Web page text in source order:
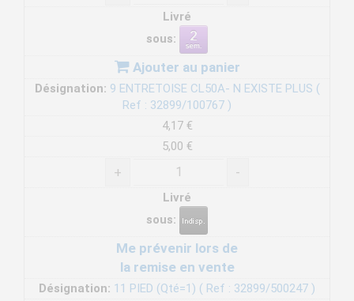
Livré
sous:
Ajouter au panier
Désignation: 9 ENTRETOISE CL50A- N EXISTE PLUS (
Ref : 32899/100767 )
4,17 €
5,00 €
+ -
Livré
sous:
Me prévenir lors de
la remise en vente
Désignation: 11 PIED (Qté=1) ( Ref : 32899/500247 )